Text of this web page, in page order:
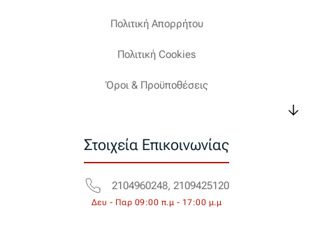
Πολιτική Απορρήτου
Πολιτική Cookies
Όροι & Προϋποθέσεις
Στοιχεία Επικοινωνίας
2104960248, 2109425120
Δευ - Παρ 09:00 π.μ - 17:00 μ.μ